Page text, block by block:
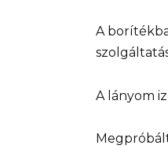
A
A lányom